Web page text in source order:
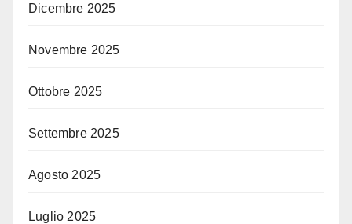
Dicembre 2025
Novembre 2025
Ottobre 2025
Settembre 2025
Agosto 2025
Luglio 2025